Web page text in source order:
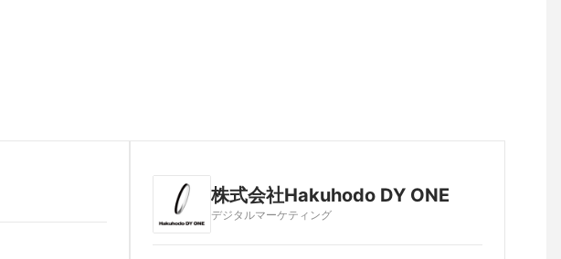
株式会社Hakuhodo DY ONE
デジタルマーケティング